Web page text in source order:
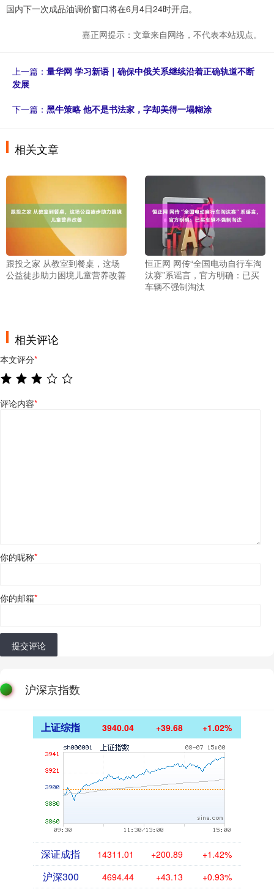
国内下一次成品油调价窗口将在6月4日24时开启。
嘉正网提示：文章来自网络，不代表本站观点。
上一篇： 量华网 学习新语｜确保中俄关系继续沿着正确轨道不断
发展
下一篇： 黑牛策略 他不是书法家，字却美得一塌糊涂
相关文章
跟投之家 从教室到餐桌，这场
公益徒步助力困境儿童营养改善
恒正网 网传“全国电动自行车淘
汰赛”系谣言，官方明确：已买
车辆不强制淘汰
相关评论
本文评分*
评论内容*
你的昵称*
你的邮箱*
提交评论
沪深京指数
上证综指 3940.04 +39.68 +1.02%
深证成指 14311.01 +200.89 +1.42%
沪深300 4694.44 +43.13 +0.93%